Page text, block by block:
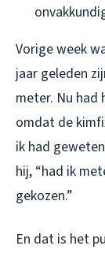
Vorige week
jaar geleden
meter. Nu had
omdat de
ik had
hij, “had ik
gekozen.”
En dat is het